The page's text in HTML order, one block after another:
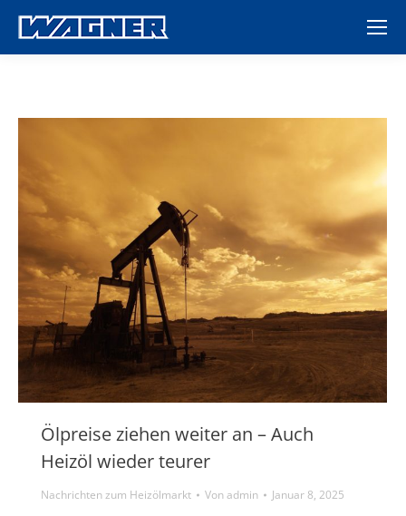
Ölpreise ziehen weiter an – Auch
Heizöl wieder teurer
Nachrichten zum Heizölmarkt Vonadmin Januar 8, 2025